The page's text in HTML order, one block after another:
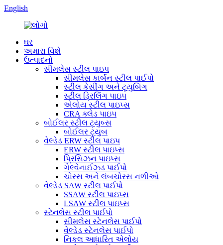
English
ઘર
અમારા વિશે
ઉત્પાદનો
સીમલેસ સ્ટીલ પાઇપ
સીમલેસ કાર્બન સ્ટીલ પાઈપો
સ્ટીલ કેસીંગ અને ટ્યુબિંગ
સ્ટીલ ડ્રિલિંગ પાઇપ
એલોય સ્ટીલ પાઇપ્સ
CRA ક્લેડ પાઇપ
બોઈલર સ્ટીલ ટ્યુબ્સ
બોઈલર ટ્યુબ
વેલ્ડેડ ERW સ્ટીલ પાઇપ
ERW સ્ટીલ પાઇપ્સ
પ્રિસિઝન પાઇપ્સ
ગેલ્વેનાઈઝ્ડ પાઈપો
ચોરસ અને લંબચોરસ નળીઓ
વેલ્ડેડ SAW સ્ટીલ પાઈપો
SSAW સ્ટીલ પાઇપ્સ
LSAW સ્ટીલ પાઇપ્સ
સ્ટેનલેસ સ્ટીલ પાઈપો
સીમલેસ સ્ટેનલેસ પાઈપો
વેલ્ડેડ સ્ટેનલેસ પાઈપો
નિકલ આધારિત એલોય